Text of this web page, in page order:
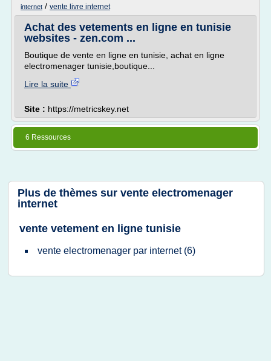
internet / vente livre internet
Achat des vetements en ligne en tunisie
websites - zen.com ...
Boutique de vente en ligne en tunisie, achat en ligne
electromenager tunisie,boutique...
Lire la suite
Site : https://metricskey.net
6 Ressources
Plus de thèmes sur vente electromenager
internet
vente vetement en ligne tunisie
vente electromenager par internet (6)